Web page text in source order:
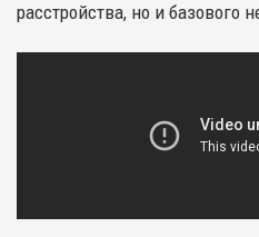
расстройства, но и базового